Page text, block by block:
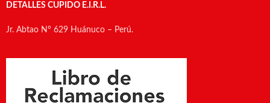
DETALLES CUPIDO E.I.R.L.
Jr. Abtao N° 629 Huánuco – Perú.